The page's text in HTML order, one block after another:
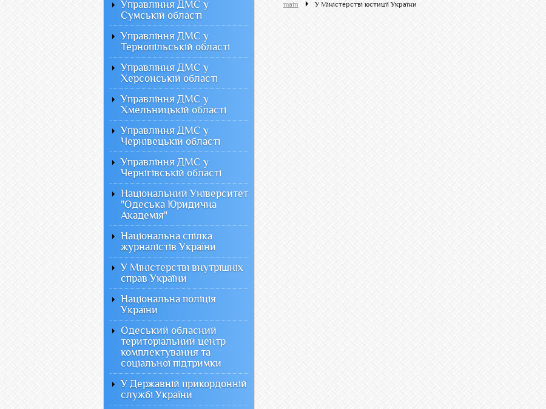
main У Міністерстві юстиції України
Управління ДМС у
Сумській області
Управління ДМС у
Тернопільській області
Управління ДМС у
Херсонській області
Управління ДМС у
Хмельницькій області
Управління ДМС у
Чернівецькій області
Управління ДМС у
Чернігівській області
Національний Університет
"Одеська Юридична
Академія"
Національна спілка
журналістів України
У Міністерстві внутрішніх
справ України
Національна поліція
України
Одеський обласний
територіальний центр
комплектування та
соціальної підтримки
У Державній прикордонній
службі України